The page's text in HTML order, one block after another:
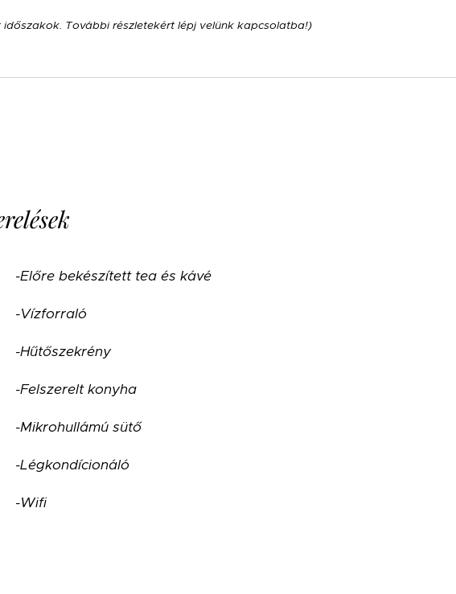
További részletekért lépj velünk kapcsolatba!)
-Előre bekészített tea és kávé
-Vízforraló
-Hűtőszekrény
-Felszerelt konyha
-Mikrohullámú sütő
-Légkondícionáló
-Wifi